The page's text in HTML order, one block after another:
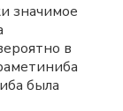
значимое
в
была